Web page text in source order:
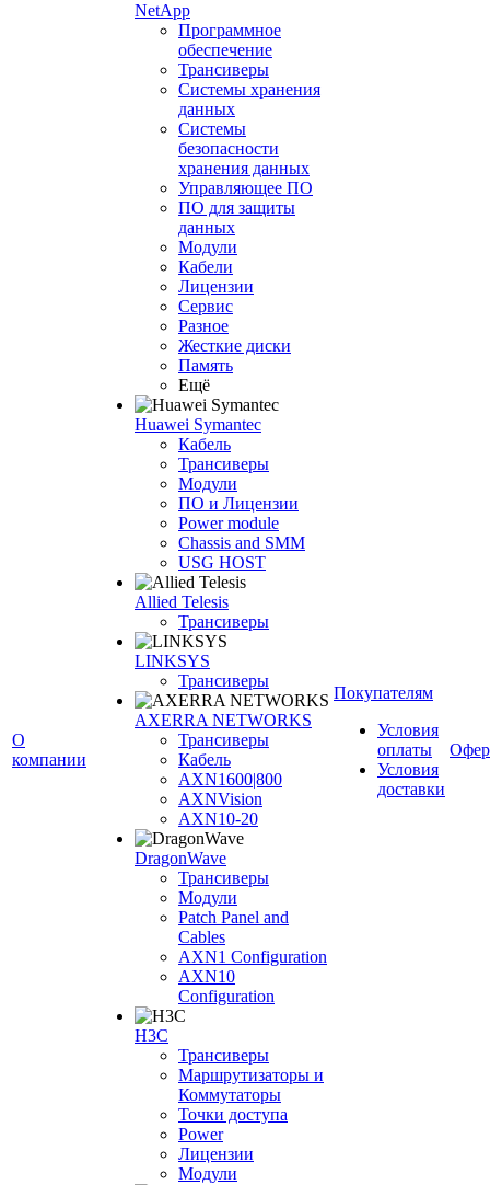
О
компании
NetApp
Программное
обеспечение
Трансиверы
Системы хранения
данных
Системы
безопасности
хранения данных
Управляющее ПО
ПО для защиты
данных
Модули
Кабели
Лицензии
Сервис
Разное
Жесткие диски
Память
Ещё
Huawei Symantec
Кабель
Трансиверы
Модули
ПО и Лицензии
Power module
Chassis and SMM
USG HOST
Allied Telesis
Трансиверы
LINKSYS
Трансиверы
AXERRA NETWORKS
Трансиверы
Кабель
AXN1600|800
AXNVision
AXN10-20
DragonWave
Трансиверы
Модули
Patch Panel and
Cables
AXN1 Configuration
AXN10
Configuration
H3С
Трансиверы
Маршрутизаторы и
Коммутаторы
Точки доступа
Power
Лицензии
Модули
Покупателям
Условия
оплаты
Условия
доставки